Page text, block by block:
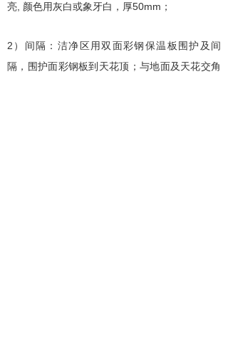
亮 颜色用灰白或象牙白，厚50mm ；
2 ）间隔：洁净区用双面彩钢保温板围护及间
隔，围护面彩钢板到天花顶；与地面及天花交角